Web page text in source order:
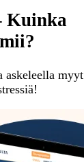
Kuinka
askeleella myyt